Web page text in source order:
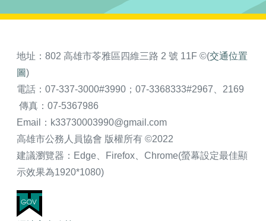
地址：802 高雄市苓雅區四維三路 2 號 11F ©(交通位置
圖)
電話：07-337-3000#3990；07-3368333#2967、2169
傳真：07-5367986
Email：k33730003990@gmail.com
高雄市公務人員協會 版權所有 ©2022
建議瀏覽器：Edge、Firefox、Chrome(螢幕設定最佳顯
示效果為1920*1080)